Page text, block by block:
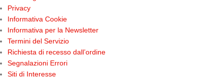
Privacy
Informativa Cookie
Informativa per la Newsletter
Termini del Servizio
Richiesta di recesso dall’ordine
Segnalazioni Errori
Siti di Interesse